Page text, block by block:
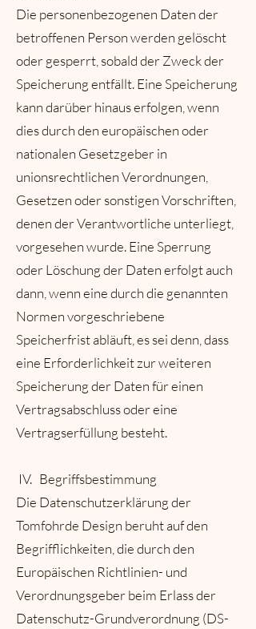
Die personenbezogenen Daten der
betroffenen Person werden gelöscht
oder gesperrt, sobald der Zweck der
Speicherung entfällt. Eine Speicherung
kann darüber hinaus erfolgen, wenn
dies durch den europäischen oder
nationalen Gesetzgeber in
unionsrechtlichen Verordnungen,
Gesetzen oder sonstigen Vorschriften,
denen der Verantwortliche unterliegt,
vorgesehen wurde. Eine Sperrung
oder Löschung der Daten erfolgt auch
dann, wenn eine durch die genannten
Normen vorgeschriebene
Speicherfrist abläuft, es sei denn, dass
eine Erforderlichkeit zur weiteren
Speicherung der Daten für einen
Vertragsabschluss oder eine
Vertragserfüllung besteht.
IV. Begriffsbestimmung
Die Datenschutzerklärung der
Tomfohrde Design beruht auf den
Begrifflichkeiten, die durch den
Europäischen Richtlinien- und
Verordnungsgeber beim Erlass der
Datenschutz-Grundverordnung (DS-